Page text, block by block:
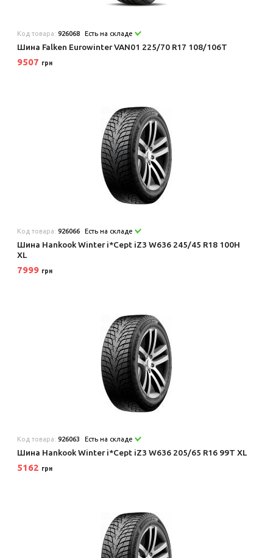
Код товара:926068 Есть на складе
Шина Falken Eurowinter VAN01 225/70 R17 108/106T
9507 грн
Код товара:926066 Есть на складе
Шина Hankook Winter i*Cept iZ3 W636 245/45 R18 100H
XL
7999 грн
Код товара:926063 Есть на складе
Шина Hankook Winter i*Cept iZ3 W636 205/65 R16 99T XL
5162 грн